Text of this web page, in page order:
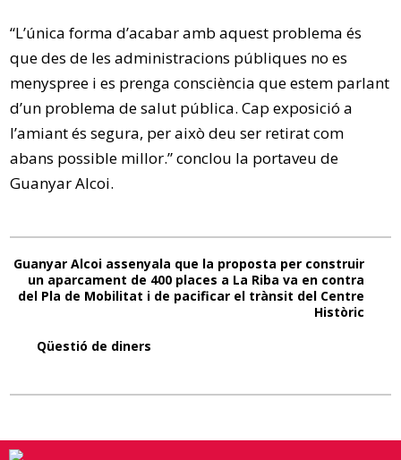
“L’única forma d’acabar amb aquest problema és
que des de les administracions públiques no es
menyspree i es prenga consciència que estem parlant
d’un problema de salut pública. Cap exposició a
l’amiant és segura, per això deu ser retirat com
abans possible millor.” conclou la portaveu de
Guanyar Alcoi.
Guanyar Alcoi assenyala que la proposta per construir
un aparcament de 400 places a La Riba va en contra
del Pla de Mobilitat i de pacificar el trànsit del Centre
Històric
Qüestió de diners